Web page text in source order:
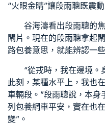
“火眼金睛”讓段雨聰既震
谷海濤看出段雨聰的
閘片。現在的段雨聰拿起
路包養意思 ，就能辨認一
“從戎時，我在邊境。
此刻，某種水平上，我也
車輛段。”段雨聰說，本
列 包養網車平安，實在也
變”。